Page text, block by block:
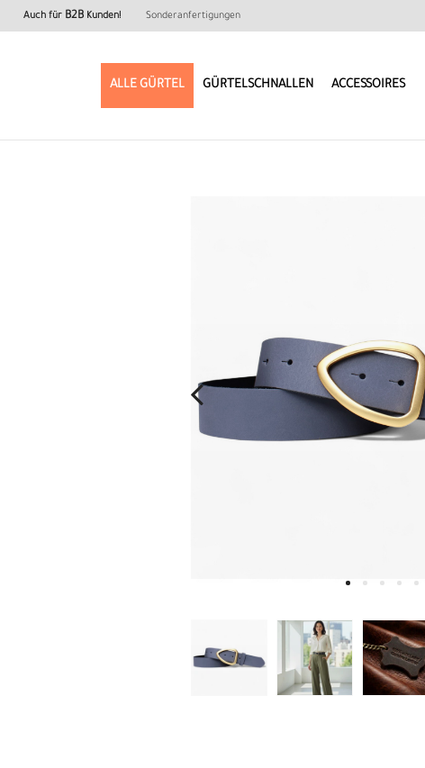
Auch für B2B Kunden! Sonderanfertigungen
ALLE GÜRTEL GÜRTELSCHNALLEN ACCESSOIRES
A